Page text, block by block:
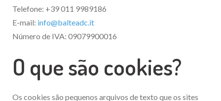
Telefone: +39 011 9989186
E-mail: info@balteadc.it
Número de IVA: 09079900016
O que são cookies?
Os cookies são pequenos arquivos de texto que os sites